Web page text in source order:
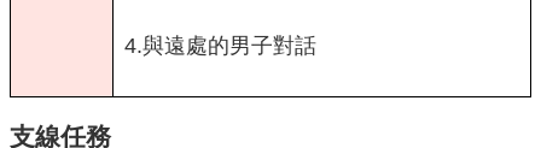
4.與遠處的男子對話
支線任務